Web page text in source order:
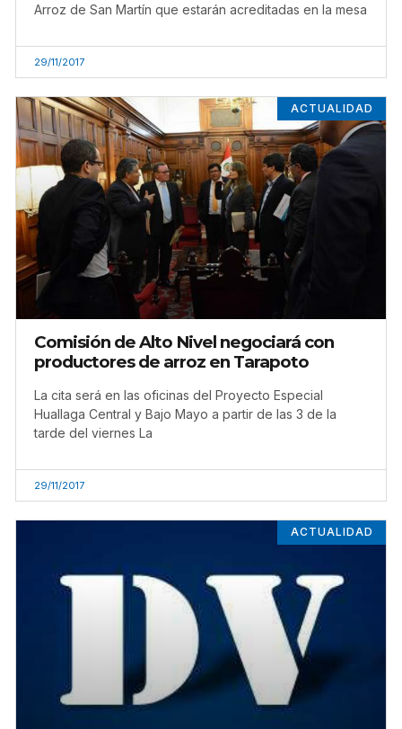
Arroz de San Martín que estarán acreditadas en la mesa
29/11/2017
ACTUALIDAD
Comisión de Alto Nivel negociará con
productores de arroz en Tarapoto
La cita será en las oficinas del Proyecto Especial
Huallaga Central y Bajo Mayo a partir de las 3 de la
tarde del viernes La
29/11/2017
ACTUALIDAD